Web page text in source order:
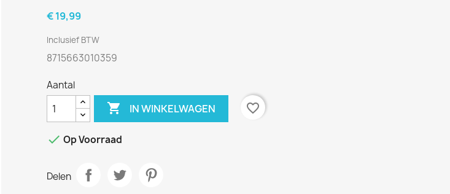
€ 19,99
Inclusief BTW
8715663010359
Aantal
 IN WINKELWAGEN favorite_border
 Op Voorraad
Delen